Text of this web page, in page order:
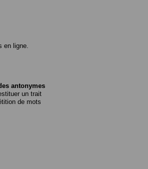
en ligne.
antonymes
un trait
de mots